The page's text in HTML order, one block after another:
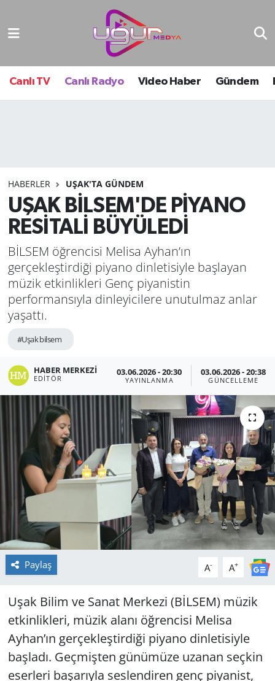
Canlı TV Canlı Radyo Video Haber Gündem
HABERLER UŞAK'TA GÜNDEM
UŞAK BİLSEM'DE PİYANO
RESİTALİ BÜYÜLEDİ
BİLSEM öğrencisi Melisa Ayhan’ın
gerçekleştirdiği piyano dinletisiyle başlayan
müzik etkinlikleri Genç piyanistin
performansıyla dinleyicilere unutulmaz anlar
yaşattı.
#Uşak bilsem
HABER MERKEZI
EDITÖR
03.06.2026 - 20:30
YAYINLANMA
03.06.2026 - 20:38
GÜNCELLEME
Paylaş A- A+
Uşak Bilim ve Sanat Merkezi (BİLSEM) müzik
etkinlikleri, müzik alanı öğrencisi Melisa
Ayhan’ın gerçekleştirdiği piyano dinletisiyle
başladı. Geçmişten günümüze uzanan seçkin
eserleri başarıyla seslendiren genç piyanist,
Nöbetçi Eczaneler
Hava Durumu
Tüm Manşetler
Son Dakika Haberleri
Haber Arşivi